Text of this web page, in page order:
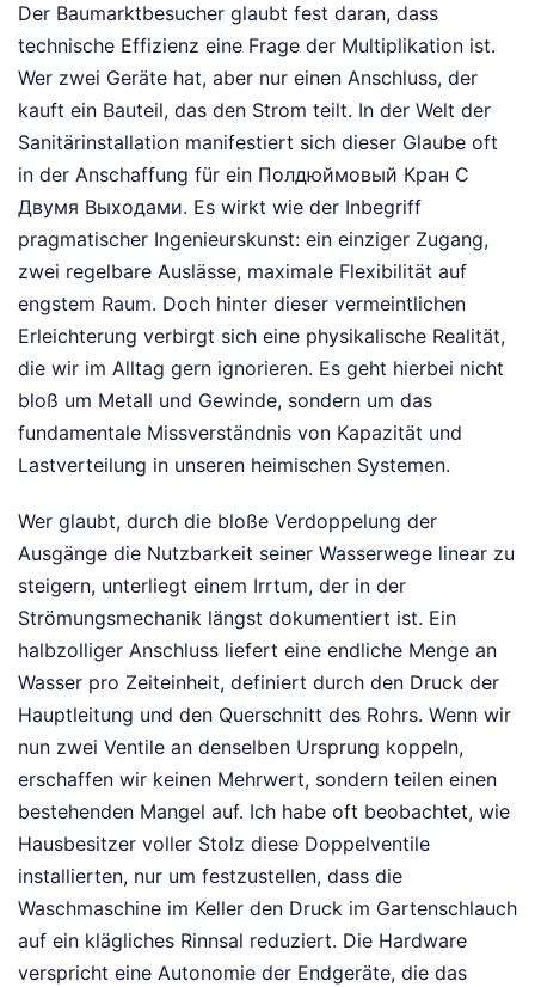
Der Baumarktbesucher glaubt fest daran, dass
technische Effizienz eine Frage der Multiplikation ist.
Wer zwei Geräte hat, aber nur einen Anschluss, der
kauft ein Bauteil, das den Strom teilt. In der Welt der
Sanitärinstallation manifestiert sich dieser Glaube oft
in der Anschaffung für ein Полдюймовый Кран С
Двумя Выходами. Es wirkt wie der Inbegriff
pragmatischer Ingenieurskunst: ein einziger Zugang,
zwei regelbare Auslässe, maximale Flexibilität auf
engstem Raum. Doch hinter dieser vermeintlichen
Erleichterung verbirgt sich eine physikalische Realität,
die wir im Alltag gern ignorieren. Es geht hierbei nicht
bloß um Metall und Gewinde, sondern um das
fundamentale Missverständnis von Kapazität und
Lastverteilung in unseren heimischen Systemen.
Wer glaubt, durch die bloße Verdoppelung der
Ausgänge die Nutzbarkeit seiner Wasserwege linear zu
steigern, unterliegt einem Irrtum, der in der
Strömungsmechanik längst dokumentiert ist. Ein
halbzolliger Anschluss liefert eine endliche Menge an
Wasser pro Zeiteinheit, definiert durch den Druck der
Hauptleitung und den Querschnitt des Rohrs. Wenn wir
nun zwei Ventile an denselben Ursprung koppeln,
erschaffen wir keinen Mehrwert, sondern teilen einen
bestehenden Mangel auf. Ich habe oft beobachtet, wie
Hausbesitzer voller Stolz diese Doppelventile
installierten, nur um festzustellen, dass die
Waschmaschine im Keller den Druck im Gartenschlauch
auf ein klägliches Rinnsal reduziert. Die Hardware
verspricht eine Autonomie der Endgeräte, die das